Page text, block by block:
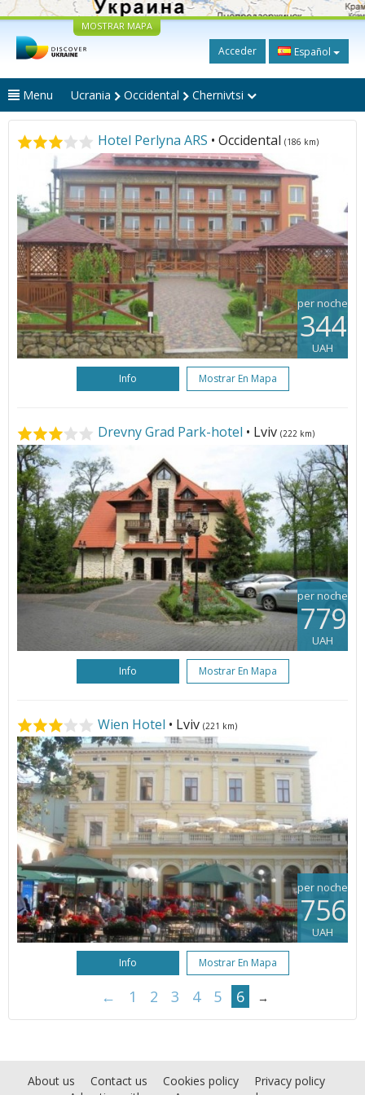
MOSTRAR MAPA
Acceder Español
Menu Ucrania Occidental Chernivtsi
Hotel Perlyna ARS • Occidental (186 km)
per noche
344
UAH
Info Mostrar En Mapa
Drevny Grad Park-hotel • Lviv (222 km)
per noche
779
UAH
Info Mostrar En Mapa
Wien Hotel • Lviv (221 km)
per noche
756
UAH
Info Mostrar En Mapa
← 1 2 3 4 5 6 →
About us Contact us Cookies policy
Privacy policy